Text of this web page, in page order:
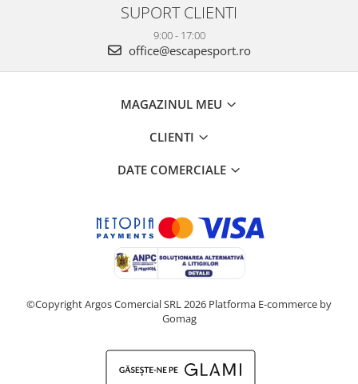
SUPORT CLIENTI
9:00 - 17:00
office@escapesport.ro
MAGAZINUL MEU
CLIENTI
DATE COMERCIALE
©Copyright Argos Comercial SRL 2026 Platforma E-commerce by
Gomag